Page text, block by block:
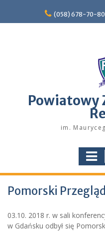
content
(058) 678-70-80
Powiatowy
im.
Pomorski
03.10. 2018 r. w sali
w Gdańsku odbył się